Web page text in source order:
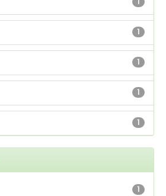
1
1
1
1
1